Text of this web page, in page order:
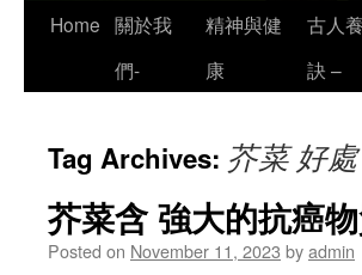
Skip
Home 關於我
們-
精神與健
康
古人
訣 –
Tag Archives: 芥菜 好處
芥菜含 強大的抗癌
Posted on November 11, 2023 byadmin